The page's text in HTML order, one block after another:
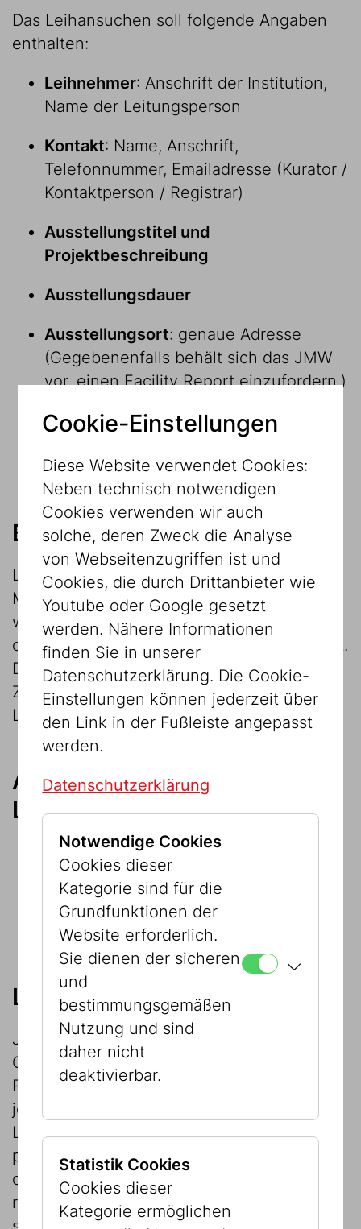
Das Leihansuchen soll folgende Angaben
enthalten:
Leihnehmer: Anschrift der Institution,
Name der Leitungsperson
Kontakt: Name, Anschrift,
Telefonnummer, Emailadresse (Kurator /
Kontaktperson / Registrar)
Ausstellungstitel und
Projektbeschreibung
Ausstellungsdauer
Ausstellungsort: genaue Adresse
(Gegebenenfalls behält sich das JMW
vor, einen Facility Report einzufordern.)
Liste der gewünschten Objekte
Künstler, Material/Technik,
Inventarnummer
Bearbeitungsfrist
Leihansuchen müssen spätestens vier
Monate vor Ausstellungsbeginn gestellt
werden. Kurzfristige Ansuchen werden aus
organisatorischen Gründen nicht bearbeitet.
Das Jüdische Museum Wien fertigt zum
Zweck des Outgoing Leihverkehrs eigene
Leihverträge an.
Ablehnungsgründe von
Leihansuchen
Eigenbedarf
Konservatorische Gründe
Nichterfüllung der musealen Standards
Leihfähigkeitsprüfung
Jeder Leihverkehr stellt für das angefragte
Objekt ein gewisses Risiko dar. Die
Restauratorin des JMW wird daher vor
jedem Leihverkehr den Zustand und die
Leihfähigkeit der angefragten Objekte
prüfen. Bei dieser Prüfung wird festgestellt,
ob und welche konservatorischen und
restauratorischen Maßnahmen erforderlich
Cookie-Einstellungen
Diese Website verwendet Cookies:
Neben technisch notwendigen
Cookies verwenden wir auch
solche, deren Zweck die Analyse
von Webseitenzugriffen ist und
Cookies, die durch Drittanbieter wie
Youtube oder Google gesetzt
werden. Nähere Informationen
finden Sie in unserer
Datenschutzerklärung. Die Cookie-
Einstellungen können jederzeit über
den Link in der Fußleiste angepasst
werden.
Datenschutzerklärung
Notwendige Cookies
Cookies dieser
Kategorie sind für die
Grundfunktionen der
Website erforderlich.
Sie dienen der sicheren
und
bestimmungsgemäßen
Nutzung und sind
daher nicht
deaktivierbar.
Statistik Cookies
Cookies dieser
Kategorie ermöglichen